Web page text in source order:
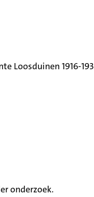
Loosduinen 1916-
onderzoek.